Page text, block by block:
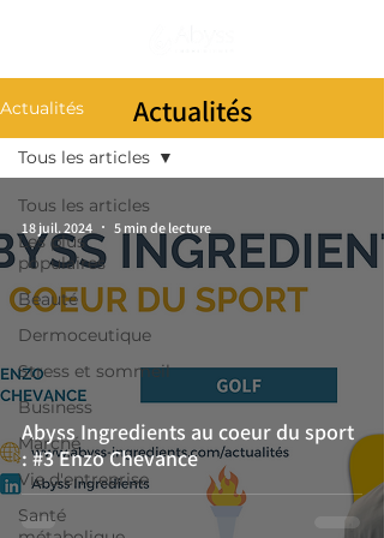
Actualités
Tous les articles
Les plus
populaires
Beauté
Dermoceutique
Stress et sommeil
Business
Marché
Vie d'entreprise
Santé
Tous les articles
Abyss Ingredients au coeur du sport
: #3 Enzo Chevance
18 juil. 2024 5 min de lecture
Actualités